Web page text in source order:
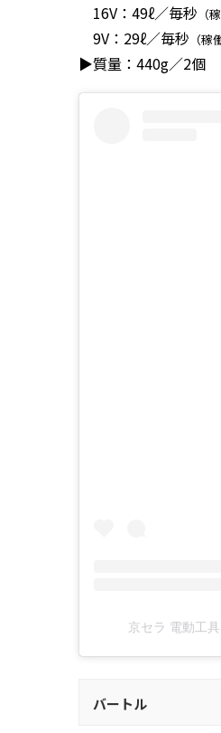
16V：49ℓ／毎秒 （
9V：29ℓ／毎秒 （稼
▶️質量：440g／2個
京セラ 電動工
バートル